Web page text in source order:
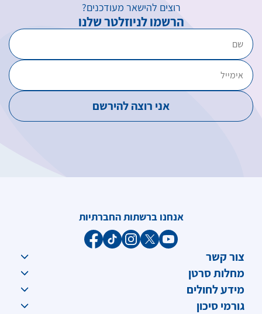
רוצים להישאר מעודכנים?
הרשמו לניוזלטר שלנו
מחלות סרטן
מידע לחולים
גורמי סיכון
צור קשר
אנחנו ברשתות החברתיות